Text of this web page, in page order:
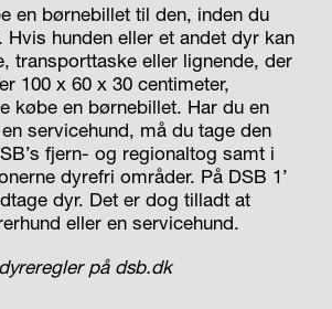
en børnebillet til den, inden du
hunden eller et andet dyr kan
transporttaske eller lignende, der
100 x 60 x 30 centimeter,
købe en børnebillet. Har du en
servicehund, må du tage den
fjern- og regionaltog samt i
dyrefri områder. På DSB 1’
dyr. Det er dog tilladt at
eller en servicehund.
på dsb.dk